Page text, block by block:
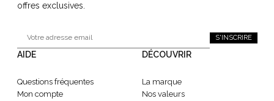
offres exclusives.
S'INSCRIRE
AIDE
Questions fréquentes
Mon compte
DÉCOUVRIR
La marque
Nos valeurs